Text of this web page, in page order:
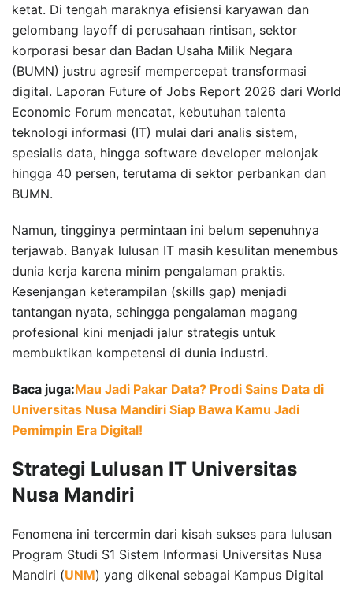
ketat. Di tengah maraknya efisiensi karyawan dan
gelombang layoff di perusahaan rintisan, sektor
korporasi besar dan Badan Usaha Milik Negara
(BUMN) justru agresif mempercepat transformasi
digital. Laporan Future of Jobs Report 2026 dari World
Economic Forum mencatat, kebutuhan talenta
teknologi informasi (IT) mulai dari analis sistem,
spesialis data, hingga software developer melonjak
hingga 40 persen, terutama di sektor perbankan dan
BUMN.
Namun, tingginya permintaan ini belum sepenuhnya
terjawab. Banyak lulusan IT masih kesulitan menembus
dunia kerja karena minim pengalaman praktis.
Kesenjangan keterampilan (skills gap) menjadi
tantangan nyata, sehingga pengalaman magang
profesional kini menjadi jalur strategis untuk
membuktikan kompetensi di dunia industri.
Baca juga:Mau Jadi Pakar Data? Prodi Sains Data di
Universitas Nusa Mandiri Siap Bawa Kamu Jadi
Pemimpin Era Digital!
Strategi Lulusan IT Universitas
Nusa Mandiri
Fenomena ini tercermin dari kisah sukses para lulusan
Program Studi S1 Sistem Informasi Universitas Nusa
Mandiri (UNM) yang dikenal sebagai Kampus Digital